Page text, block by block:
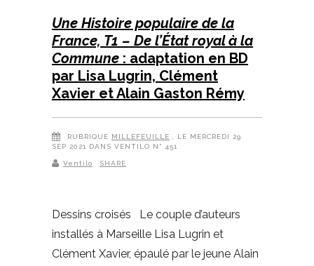
Une Histoire populaire de la
France, T1 – De l’État royal à la
Commune : adaptation en BD
par Lisa Lugrin, Clément
Xavier et Alain Gaston Rémy
RUBRIQUE MILLEFEUILLE
, LE MERCREDI 29
SEP 2021 DANS VENTILO N° 451
Ventilo SHARE
Dessins croisés Le couple d’auteurs
installés à Marseille Lisa Lugrin et
Clément Xavier, épaulé par le jeune Alain